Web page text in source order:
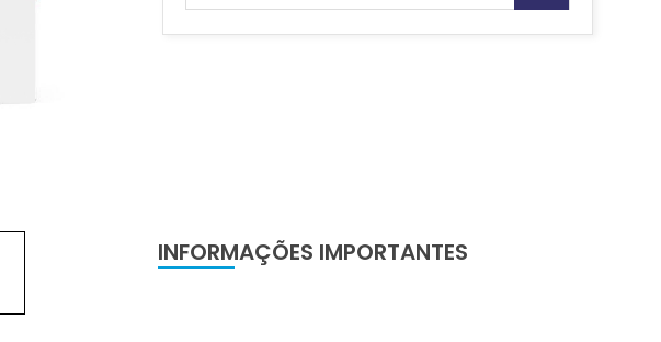
INFORMAÇÕES IMPORTANTES